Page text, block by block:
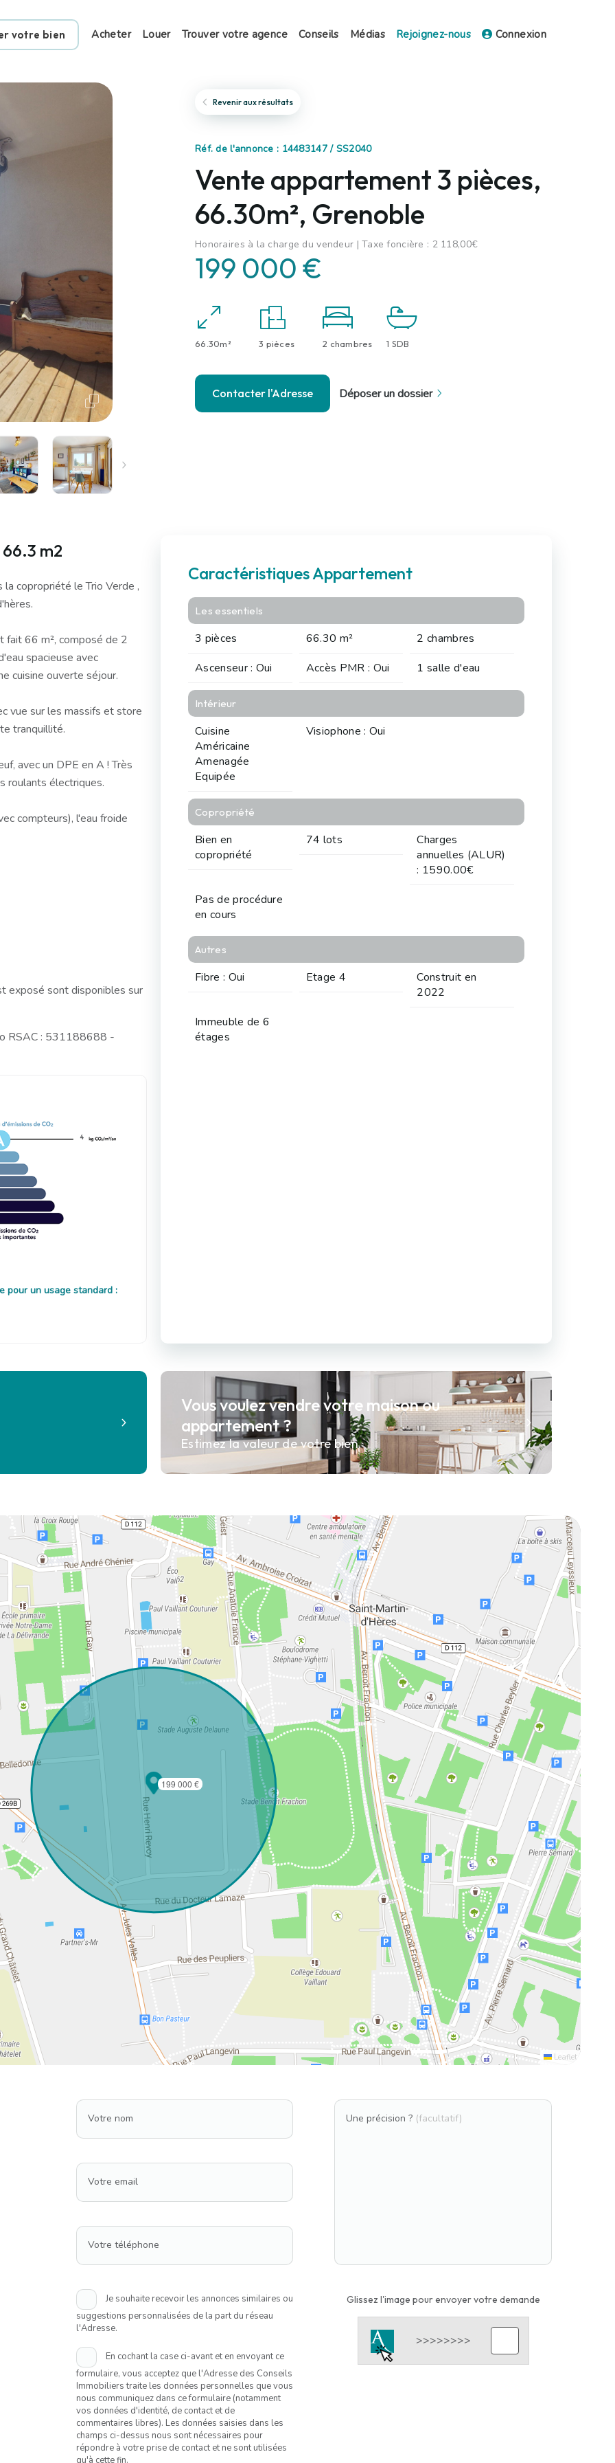
votre bien Acheter Louer Trouver votre agence Conseils Médias Rejoignez-nous Connexion
Revenir aux résultats
Réf. de l'annonce : 14483147 / SS2040
Vente appartement 3 pièces,
66.30m², Grenoble
Honoraires à la charge du vendeur | Taxe foncière : 2 118,00€
199 000 €
66.30m² 3 pièces 2 chambres 1 SDB
Contacter l'Adresse Déposer un dossier
m2
copropriété le Trio Verde ,
fait 66 m², composé de 2
spacieuse avec
cuisine ouverte séjour.
vue sur les massifs et store
tranquillité.
avec un DPE en A ! Très
roulants électriques.
compteurs), l'eau froide
exposé sont disponibles sur
RSAC : 531188688 -
4
pour un usage standard :
Caractéristiques Appartement
Les essentiels
3 pièces 66.30 m²
2 chambres
Ascenseur : Oui
Accès PMR : Oui 1 salle d'eau
Intérieur
Cuisine
Américaine
Amenagée
Equipée
Visiophone : Oui
Copropriété
Bien en
copropriété
74 lots
Charges
annuelles (ALUR)
: 1590.00€
Pas de procédure
en cours
Autres
Fibre : Oui Etage 4
Construit en
2022
Immeuble de 6
étages
Vous voulez vendre votre maison ou
appartement ?
Estimez la valeur de votre bien.
199 000 €
Leaflet
Votre nom
Votre email
Votre téléphone
Je souhaite recevoir les annonces similaires ou
suggestions personnalisées de la part du réseau
l'Adresse.
En cochant la case ci-avant et en envoyant ce
formulaire, vous acceptez que l'Adresse des Conseils
Immobiliers traite les données personnelles que vous
nous communiquez dans ce formulaire (notamment
vos données d'identité, de contact et de
commentaires libres). Les données saisies dans les
champs ci-dessus nous sont nécessaires pour
répondre à votre prise de contact et ne sont utilisées
qu'à cette fin.
Une précision ? (facultatif)
Glissez l'image pour envoyer votre demande